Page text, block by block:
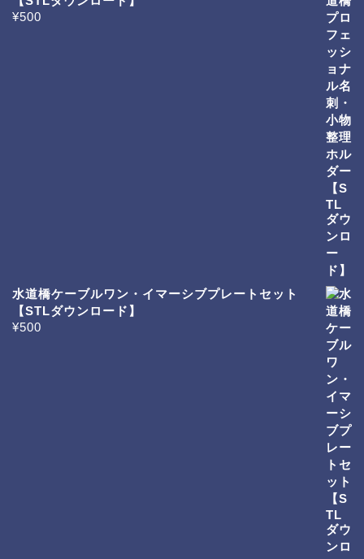
¥500
水道橋ケーブルワン・イマーシブプレートセット
【STLダウンロード】
¥500